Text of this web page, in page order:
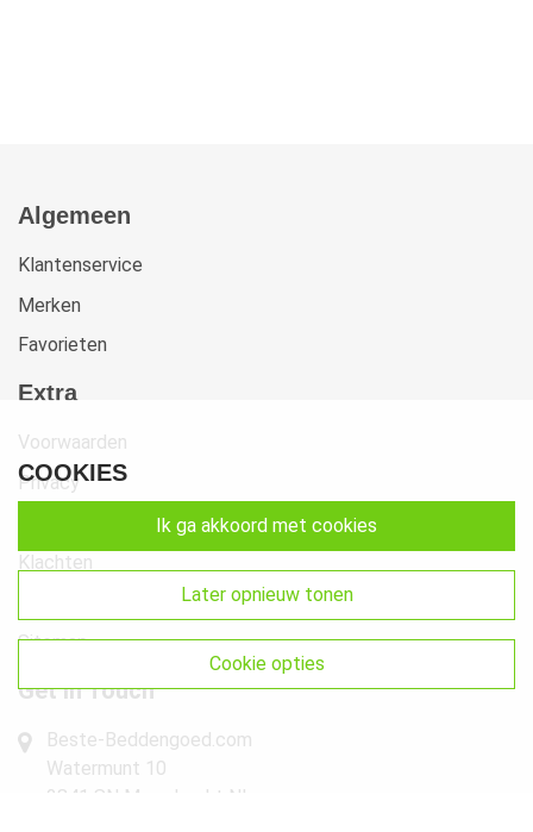
Algemeen
Klantenservice
Merken
Favorieten
Extra
Voorwaarden
Privacy
Klachten
Retourneren & Ruilen
Sitemap
Get In Touch
Beste-Beddengoed.com
Watermunt 10
2841 SN Moordrecht NL
COOKIES
ik ga akkoord met cookies
later opnieuw tonen
cookie opties